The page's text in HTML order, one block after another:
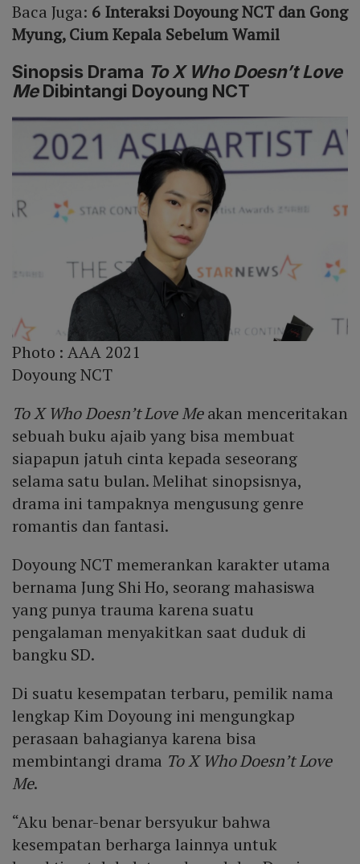
Baca Juga: 6 Interaksi Doyoung NCT dan Gong
Myung, Cium Kepala Sebelum Wamil
Sinopsis Drama To X Who Doesn’t Love
MeDibintangi Doyoung NCT
Photo :AAA 2021
Doyoung NCT
To X Who Doesn’t Love Meakan menceritakan
sebuah buku ajaib yang bisa membuat
siapapun jatuh cinta kepada seseorang
selama satu bulan. Melihat sinopsisnya,
drama ini tampaknya mengusung genre
romantis dan fantasi.
Doyoung NCT memerankan karakter utama
bernama Jung Shi Ho, seorang mahasiswa
yang punya trauma karena suatu
pengalaman menyakitkan saat duduk di
bangku SD.
Di suatu kesempatan terbaru, pemilik nama
lengkap Kim Doyoung ini mengungkap
perasaan bahagianya karena bisa
membintangi drama To X Who Doesn’t Love
Me.
“Aku benar-benar bersyukur bahwa
kesempatan berharga lainnya untuk